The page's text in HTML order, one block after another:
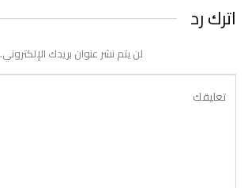
اترك رد
لن يتم نشر عنوان بريدك الإلكتروني.